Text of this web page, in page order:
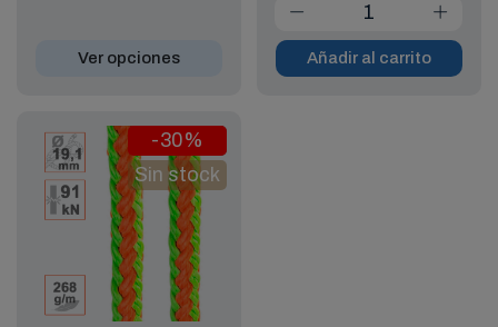
Ver opciones Añadir al carrito
-30%
Sin stock